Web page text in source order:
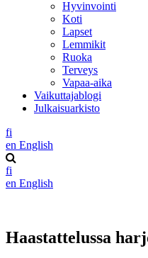
Hyvinvointi
Koti
Lapset
Lemmikit
Ruoka
Terveys
Vapaa-aika
Vaikuttajablogi
Julkaisuarkisto
fi
en English
fi
en English
Haastattelussa